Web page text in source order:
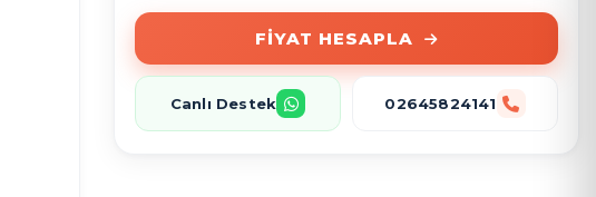
FIYAT HESAPLA
Canlı Destek 02645824141